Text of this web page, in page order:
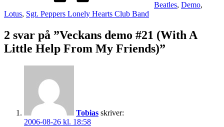
Beatles, Demo,
Lotus, Sgt. Peppers Lonely Hearts Club Band
2 svar på ”Veckans demo #21 (With A
Little Help From My Friends)”
Tobias skriver:
2006-08-26 kl. 18:58